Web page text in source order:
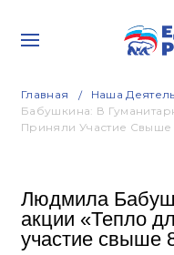
Главная Наша
Бабушкина: В
Приняли Участие Свыше
Людмила
акции «Тепло
участие свыше